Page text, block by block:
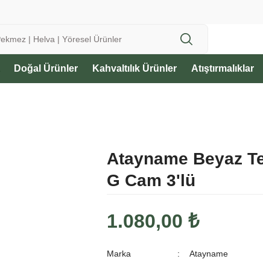
Doğal Ürünler Kahvaltılık Ürünler Atıştırmalıklar
Atayname Beyaz
G Cam 3'lü
1.080,00 ₺
Marka
Atayname